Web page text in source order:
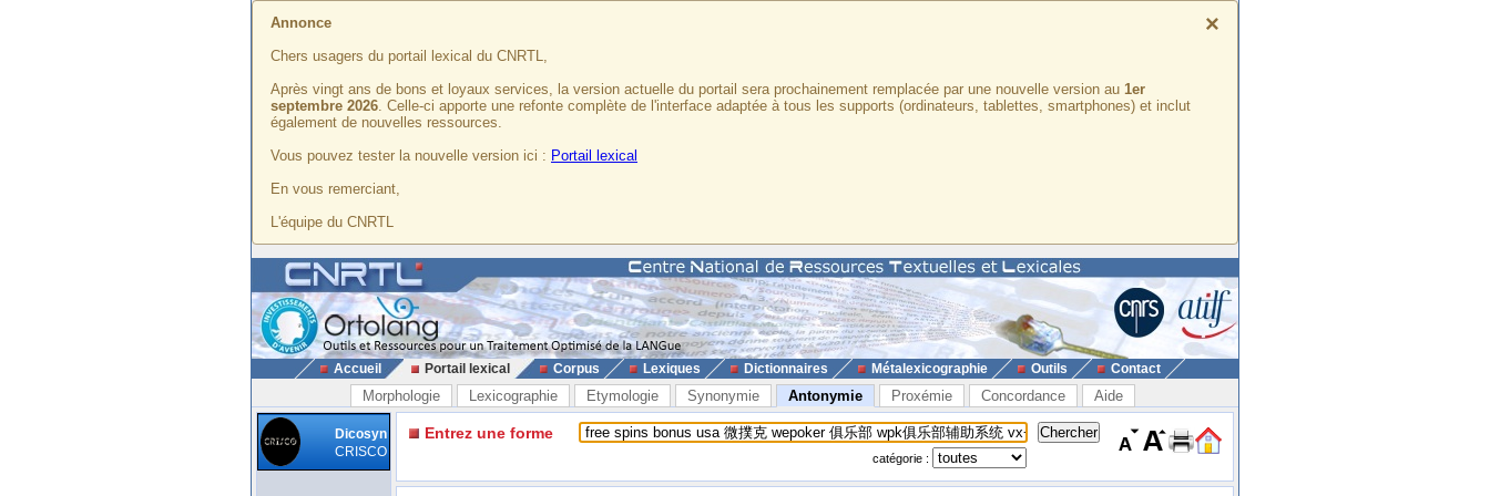
×
Annonce
Chers usagers du portail lexical du CNRTL,
Après vingt ans de bons et loyaux services, la version actuelle du portail sera prochainement remplacée par une nouvelle version au 1er
septembre 2026. Celle-ci apporte une refonte complète de l'interface adaptée à tous les supports (ordinateurs, tablettes, smartphones) et inclut
également de nouvelles ressources.
Vous pouvez tester la nouvelle version ici : Portail lexical
En vous remerciant,
L'équipe du CNRTL
Accueil Portail lexical Corpus Lexiques Dictionnaires Métalexicographie Outils Contact
Morphologie Lexicographie Etymologie Synonymie Antonymie Proxémie Concordance Aide
Dicosyn
CRISCO
Entrez une forme
catégorie :